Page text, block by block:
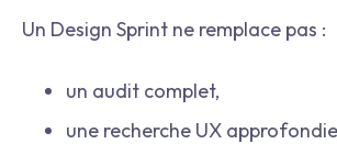
Un Design Sprint ne remplace pas :
un audit complet,
une recherche UX